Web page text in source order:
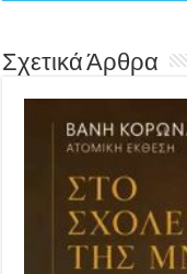
Σχετικά Άρθρα